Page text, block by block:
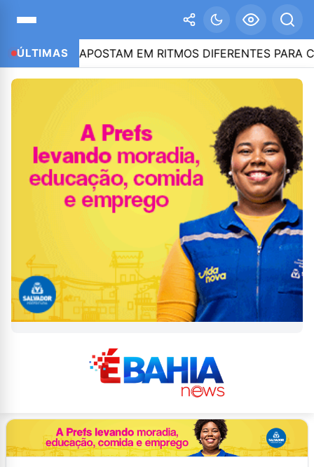
ÚLTIMAS
APOSTAM EM RITMOS DIFERENTES PARA